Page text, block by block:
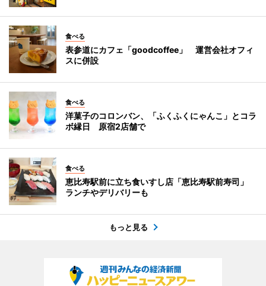
食べる
表参道にカフェ「goodcoffee」 運営会社オフィ
スに併設
食べる
洋菓子のコロンバン、「ふくふくにゃんこ」とコラ
ボ縁日 原宿2店舗で
食べる
恵比寿駅前に立ち食いすし店「恵比寿駅前寿司」
ランチやデリバリーも
もっと見る